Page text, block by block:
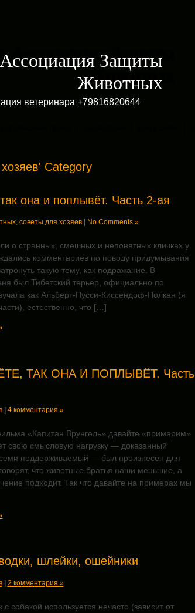
Защиты
Животных
ветеринара +79816820644
Category
она и поплывёт. Часть 2-ая
, советы для хозяев No Comments »
о странных, смешных и непонятных кличках у
комментариев по поводу придумывания
такую тему, как подражание. В
был Тибетский терьер, официально по
как Альберт-Пусси-Киссендоф-Полкан (я
естественно, что […]
ТАК ОНА И ПОПЛЫВЁТ. Часть
| 4 комментария »
«Капитан Врунгель» давайте «примерим»
свою смысловую нагрузку — доказанный
поддерживаемый — был произнесён для
что животные братья наши меньшие, а
подходит. Так что давайте на примерах мы
шлейки, ошейники
| 2 комментария »
собакой используется нечасто (зависит от